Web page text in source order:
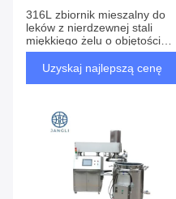
316L zbiornik mieszalny do
leków z nierdzewnej stali
miękkiego żelu o objętości
roboczej 300 l i działający
pod próżnią
Uzyskaj najlepszą cenę